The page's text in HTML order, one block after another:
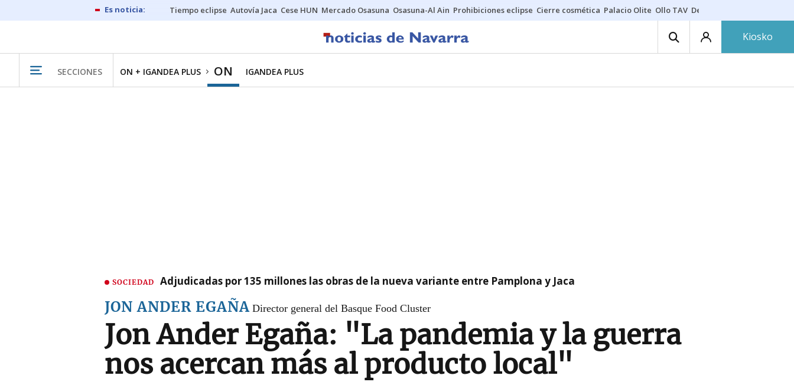
Tiempo eclipse Autovía Jaca Cese HUN Mercado Osasuna Osasuna-Al Ain Prohibiciones eclipse Cierre cosmética Palacio Olite Ollo TAV Derrama vecinos
Kiosko
SECCIONES ON + IGANDEA PLUS ON IGANDEA PLUS
SOCIEDAD Adjudicadas por 135 millones las obras de la nueva variante entre Pamplona y Jaca
JON ANDER EGAÑA Director general del Basque Food Cluster
Jon Ander Egaña: "La pandemia y la guerra
nos acercan más al producto local"